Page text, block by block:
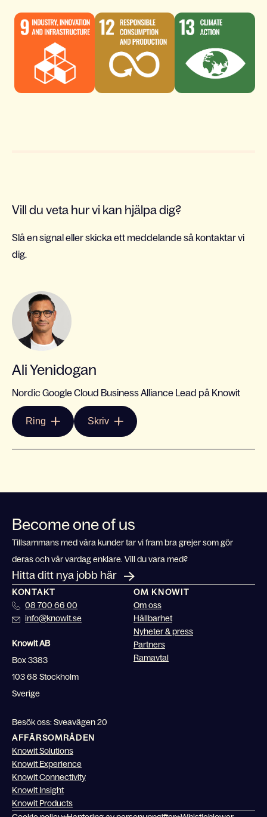
Vill du veta hur vi kan hjälpa dig?
Slå en signal eller skicka ett meddelande så kontaktar vi
dig.
Ali Yenidogan
Nordic Google Cloud Business Alliance Lead på Knowit
Ring Skriv
Become one of us
Tillsammans med våra kunder tar vi fram bra grejer som gör
deras och vår vardag enklare. Vill du vara med?
Hitta ditt nya jobb här
KONTAKT
08 700 66 00
info@knowit.se
Knowit AB
Box 3383
103 68 Stockholm
Sverige
Besök oss: Sveavägen 20
OM KNOWIT
Om oss
Hållbarhet
Nyheter & press
Partners
Ramavtal
AFFÄRSOMRÅDEN
Knowit Solutions
Knowit Experience
Knowit Connectivity
Knowit Insight
Knowit Products